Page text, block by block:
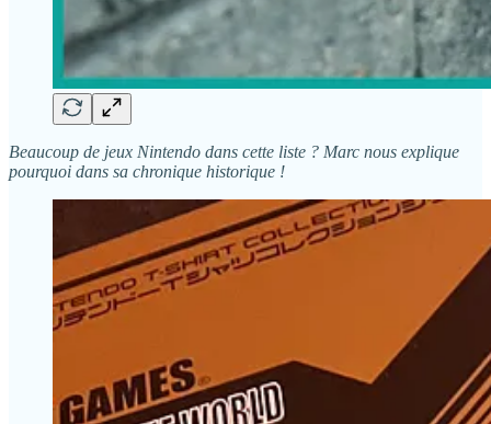
Beaucoup de jeux Nintendo dans cette liste ? Marc nous explique
pourquoi dans sa chronique historique !